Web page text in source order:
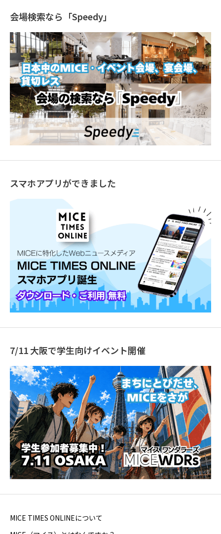
会場検索なら「Speedy」
スマホアプリができました
7/11 大阪で学生向けイベント開催
MICE TIMES ONLINEについて